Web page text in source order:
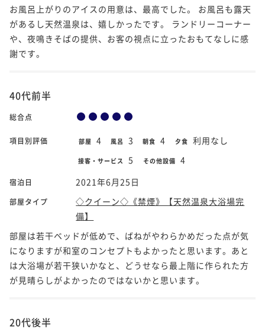
お風呂上がりのアイスの用意は、最高でした。 お風呂も露天
があるし天然温泉は、嬉しかったです。 ランドリーコーナー
や、夜鳴きそばの提供、お客の視点に立ったおもてなしに感
謝です。
40代前半
総合点
項目別評価 部屋 4 風呂 3 朝食 4 夕食 利用なし
接客・サービス 5 その他設備 4
宿泊日 2021年6月25日
部屋タイプ
◇クイーン◇《禁煙》【天然温泉大浴場完
備】
部屋は若干ベッドが低めで、ばねがやわらかめだった点が気
になりますが和室のコンセプトもよかったと思います。あと
は大浴場が若干狭いかなと、どうせなら最上階に作られた方
が見晴らしがよかったのではないかと思います。
20代後半